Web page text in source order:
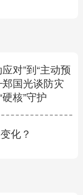
应对”到“主动预
国光谈防灾
硬核”守护
化？